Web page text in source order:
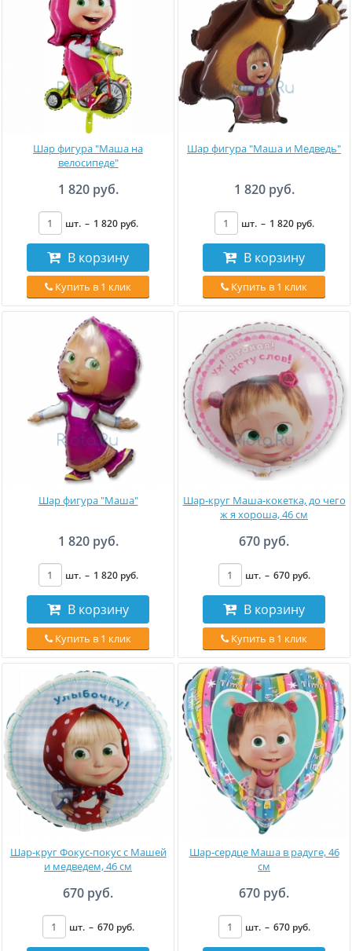
Шар фигура "Маша на
велосипеде"
1 820 руб.
шт. – 1 820 руб.
В корзину
Купить в 1 клик
Шар фигура "Маша и Медведь"
1 820 руб.
шт. – 1 820 руб.
В корзину
Купить в 1 клик
Шар фигура "Маша"
1 820 руб.
шт. – 1 820 руб.
В корзину
Купить в 1 клик
Шар-круг Маша-кокетка, до чего
ж я хороша, 46 см
670 руб.
шт. – 670 руб.
В корзину
Купить в 1 клик
Шар-круг Фокус-покус с Машей
и медведем, 46 см
670 руб.
шт. – 670 руб.
Шар-сердце Маша в радуге, 46
см
670 руб.
шт. – 670 руб.